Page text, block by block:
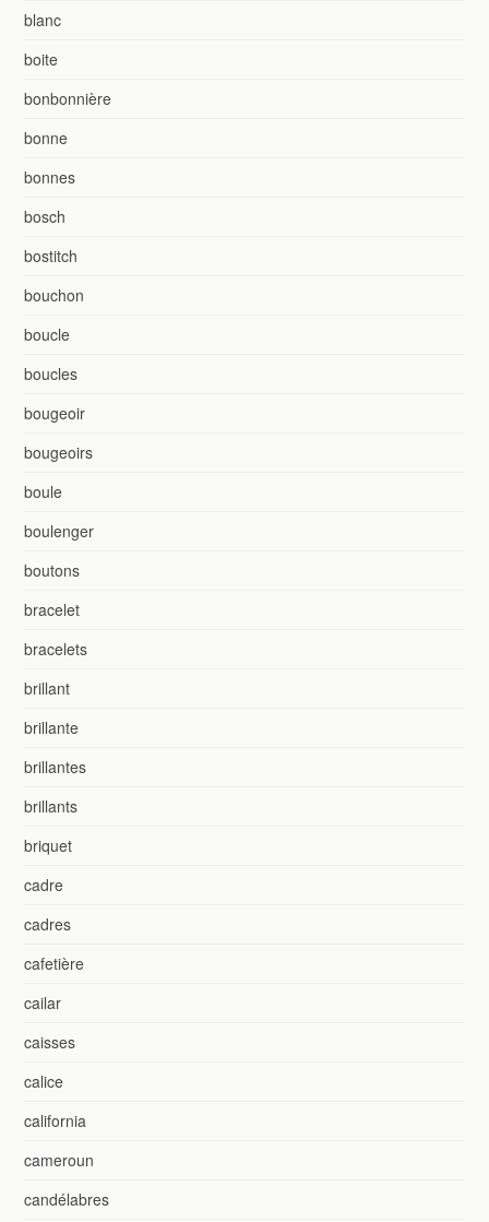
blanc
boite
bonbonnière
bonne
bonnes
bosch
bostitch
bouchon
boucle
boucles
bougeoir
bougeoirs
boule
boulenger
boutons
bracelet
bracelets
brillant
brillante
brillantes
brillants
briquet
cadre
cadres
cafetière
cailar
caisses
calice
california
cameroun
candélabres